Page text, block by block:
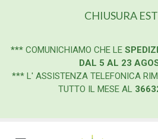
CHIUSURA
*** COMUNICHIAMO CHE LE
DAL 5 AL 23
*** L' ASSISTENZA TELEFONICA
TUTTO IL MESE AL